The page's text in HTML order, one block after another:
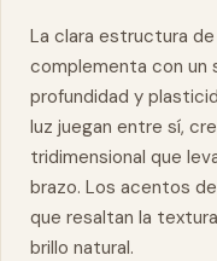
La clara estructura
complementa con un
profundidad y
luz juegan entre sí,
tridimensional que
brazo. Los acentos
que resaltan la
brillo natural.